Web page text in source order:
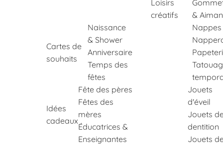
Cartes de
souhaits
Naissance
& Shower
Anniversaire
Temps des
fêtes
Idées
cadeaux
Fête des pères
Fêtes des
mères
Éducatrices &
Enseignantes
Loisirs
créatifs
&
Nappes
Jouets
d'éveil
Jouets
dentition
Jouets